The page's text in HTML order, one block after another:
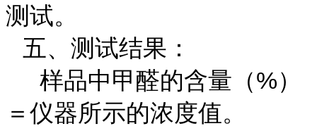
测试。
五、测试结果：
样品中甲醛的含量（%）
＝仪器所示的浓度值。